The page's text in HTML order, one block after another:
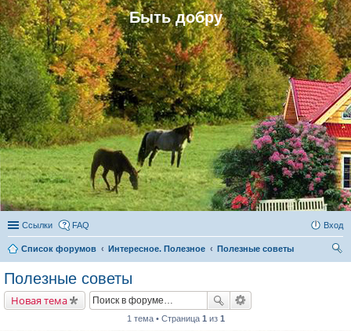
Быть добру
Ссылки FAQ Вход
Список форумов Интересное. Полезное
Полезные советы
Полезные советы
Новая тема
1 тема • Страница 1 из 1